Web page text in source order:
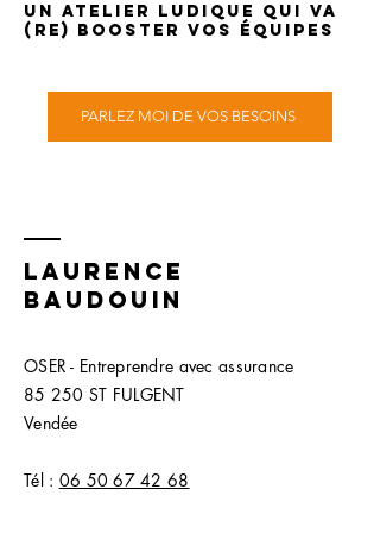
Un atelier ludique qui va
(re) BOOSTER vos équipes
PARLEZ MOI DE VOS BESOINS
LAURENCE
BAUDOUIN
OSER - Entreprendre avec assurance
85 250 ST FULGENT
Vendée
Tél : 06 50 67 42 68